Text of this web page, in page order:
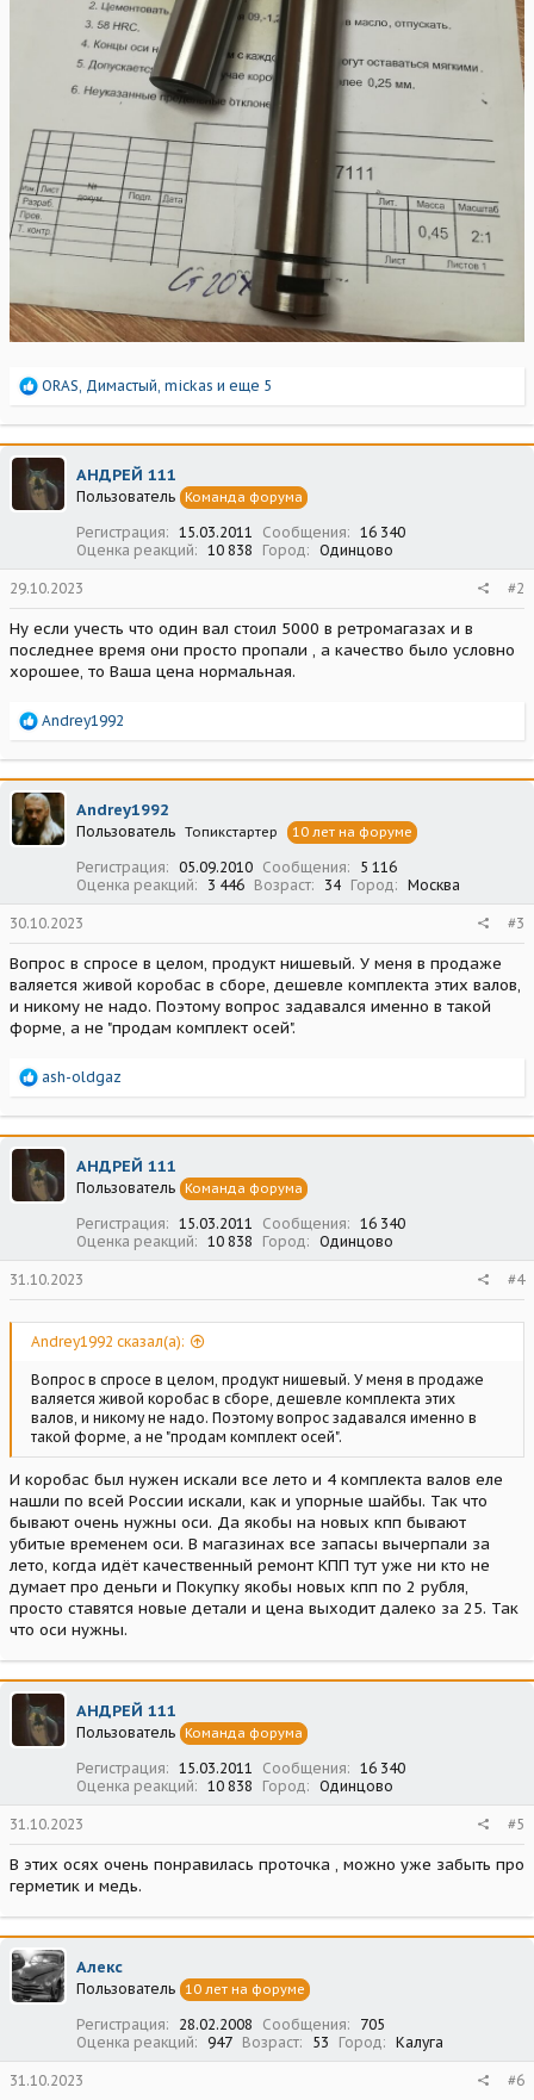
Р
а
к
ц
и
и
ORAS, Димастый, mickas и еще 5
АНДРЕЙ 111
Пользователь Команда форума
Регистрация 15.03.2011 Сообщения
16 340
Оценка реакций
10 838 Город Одинцово
29.10.2023 #2
Ну если учесть что один вал стоил 5000 в ретромагазах и в
последнее время они просто пропали , а качество было условно
хорошее, то Ваша цена нормальная.
Р
а
к
ц
и
и
Andrey1992
Andrey1992
Пользователь Топикстартер 10 лет на форуме
Регистрация 05.09.2010 Сообщения
5 116
Оценка реакций
3 446 Возраст 34 Город Москва
30.10.2023 #3
Вопрос в спросе в целом, продукт нишевый. У меня в продаже
валяется живой коробас в сборе, дешевле комплекта этих валов,
и никому не надо. Поэтому вопрос задавался именно в такой
форме, а не "продам комплект осей".
Р
а
к
ц
и
и
ash-oldgaz
АНДРЕЙ 111
Пользователь Команда форума
Регистрация 15.03.2011 Сообщения
16 340
Оценка реакций
10 838 Город Одинцово
31.10.2023 #4
Andrey1992 сказал(а):
Вопрос в спросе в целом, продукт нишевый. У меня в продаже
валяется живой коробас в сборе, дешевле комплекта этих
валов, и никому не надо. Поэтому вопрос задавался именно в
такой форме, а не "продам комплект осей".
И коробас был нужен искали все лето и 4 комплекта валов еле
нашли по всей России искали, как и упорные шайбы. Так что
бывают очень нужны оси. Да якобы на новых кпп бывают
убитые временем оси. В магазинах все запасы вычерпали за
лето, когда идёт качественный ремонт КПП тут уже ни кто не
думает про деньги и Покупку якобы новых кпп по 2 рубля,
просто ставятся новые детали и цена выходит далеко за 25. Так
что оси нужны.
АНДРЕЙ 111
Пользователь Команда форума
Регистрация 15.03.2011 Сообщения
16 340
Оценка реакций
10 838 Город Одинцово
31.10.2023 #5
В этих осях очень понравилась проточка , можно уже забыть про
герметик и медь.
Алекс
Пользователь 10 лет на форуме
Регистрация 28.02.2008 Сообщения
705
Оценка реакций
947 Возраст 53 Город Калуга
31.10.2023 #6